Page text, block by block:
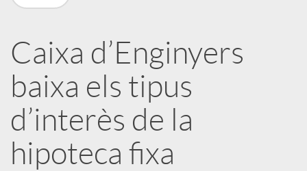
a
r
x
e
Caixa d’Enginyers
baixa els tipus
d’interès de la
hipoteca fixa